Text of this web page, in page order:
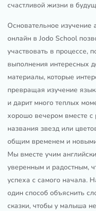
счастливой жизни в
Основательное изучение
онлайн в Jodo School
участвовать в процессе,
выполнения интересных
материалы, которые
превращая изучение
и дарит много теплых
хорошо вечером вместе с
названия звезд или
общим временем и
Мы вместе учим
уверенным и радостным,
успеха с самого начала.
один способ объяснить
сказки, чтобы у малыша